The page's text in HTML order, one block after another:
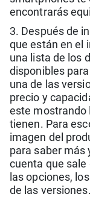
encontrarás
3. Después de
que están en el
una lista de los
disponibles
una de las
precio y
este mostrando
tienen. Para
imagen del
para saber más
cuenta que sale
las opciones,
de las versiones.